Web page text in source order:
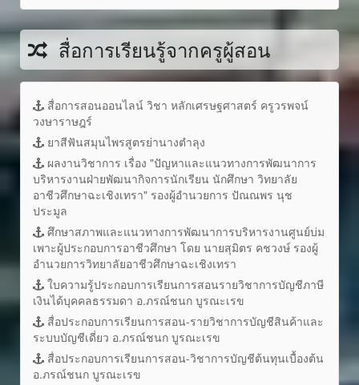
สื่อการเรียนรู้จากครูผู้สอน
สื่อการสอนออนไลน์ วิชา หลักเศรษฐศาสตร์ ครูวรพจน์
วงษาราษฎร์
ยาสีฟันสมุนไพรสูตรย่านางตำลุง
ผลงานวิชาการ เรื่อง "ปัญหาและแนวทางการพัฒนาการ
บริหารงานฝ่ายพัฒนากิจการนักเรียน นักศึกษา วิทยาลัย
อาชีวศึกษาฉะเชิงเทรา" รองผู้อำนวยการ ปัณณพร นุช
ประมูล
ศึกษาสภาพและแนวทางการพัฒนาการบริหารงานศูนย์บ่ม
เพาะผู้ประกอบการอาชีวศึกษา โดย นายสุมิตร คชวงษ์ รองผู้
อำนวยการวิทยาลัยอาชีวศึกษาฉะเชิงเทรา
ใบความรู้ประกอบการเรียนการสอนรายวิชาการบัญชีภาษี
เงินได้บุคคลธรรมดา อ.ภรณ์ชนก บูรณะเรข
สื่อประกอบการเรียนการสอน-รายวิชาการบัญชีสินค้าและ
ระบบบัญชีเดี่ยว อ.ภรณ์ชนก บูรณะเรข
สื่อประกอบการเรียนการสอน-วิชาการบัญชีต้นทุนเบื้องต้น
อ.ภรณ์ชนก บูรณะเรข